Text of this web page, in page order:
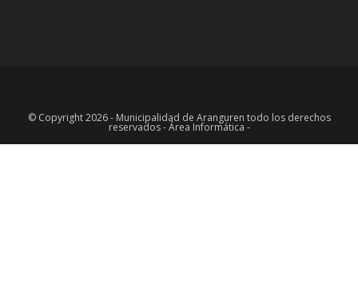
© Copyright 2026 - Municipalidad de Aranguren todo los derechos
reservados - Área Informática -